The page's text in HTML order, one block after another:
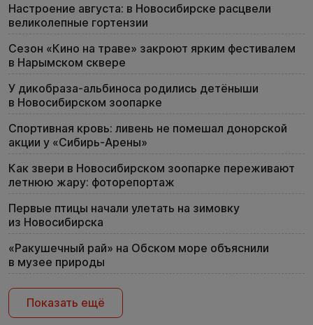
Настроение августа: в Новосибирске расцвели
великолепные гортензии
Сезон «Кино на траве» закроют ярким фестивалем
в Нарымском сквере
У дикобраза-альбиноса родились детёныши
в Новосибирском зоопарке
Спортивная кровь: ливень не помешал донорской
акции у «Сибирь-Арены»
Как звери в Новосибирском зоопарке переживают
летнюю жару: фоторепортаж
Первые птицы начали улетать на зимовку
из Новосибирска
«Ракушечный рай» на Обском море объяснили
в музее природы
Показать ещё